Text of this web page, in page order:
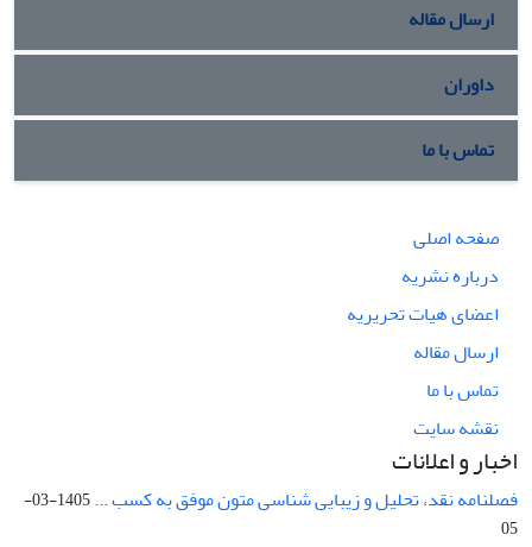
ارسال مقاله
داوران
تماس با ما
صفحه اصلی
درباره نشریه
اعضای هیات تحریریه
ارسال مقاله
تماس با ما
نقشه سایت
اخبار و اعلانات
فصلنامه نقد، تحلیل و زیبایی شناسی متون موفق به کسب ...
1405-03-
05